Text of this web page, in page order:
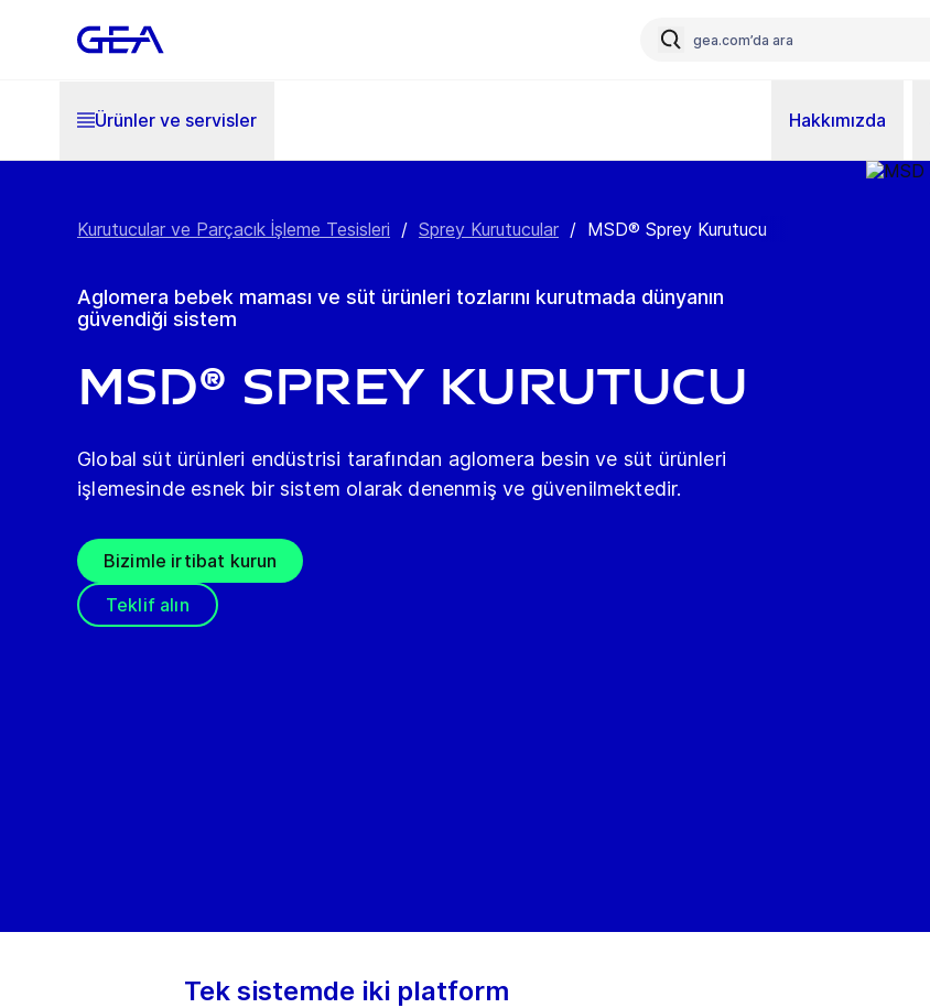
Ürünler ve servisler Hakkımızda
Kurutucular ve Parçacık İşleme Tesisleri / Sprey Kurutucular / MSD® Sprey Kurutucu
Aglomera bebek maması ve süt ürünleri tozlarını kurutmada dünyanın
güvendiği sistem
MSD® Sprey Kurutucu
Global süt ürünleri endüstrisi tarafından aglomera besin ve süt ürünleri
işlemesinde esnek bir sistem olarak denenmiş ve güvenilmektedir.
Bizimle irtibat kurun
Teklif alın
Tek sistemde iki platform